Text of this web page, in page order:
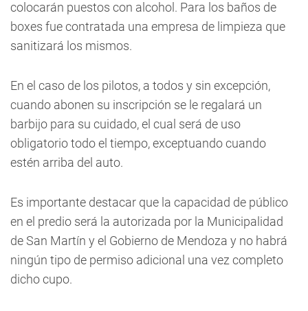
colocarán puestos con alcohol. Para los baños de
boxes fue contratada una empresa de limpieza que
sanitizará los mismos.
En el caso de los pilotos, a todos y sin excepción,
cuando abonen su inscripción se le regalará un
barbijo para su cuidado, el cual será de uso
obligatorio todo el tiempo, exceptuando cuando
estén arriba del auto.
Es importante destacar que la capacidad de público
en el predio será la autorizada por la Municipalidad
de San Martín y el Gobierno de Mendoza y no habrá
ningún tipo de permiso adicional una vez completo
dicho cupo.